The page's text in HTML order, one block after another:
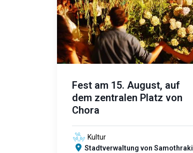
Fest am 15. August, auf
dem zentralen Platz von
Chora
Kultur
Stadtverwaltung von Samothraki